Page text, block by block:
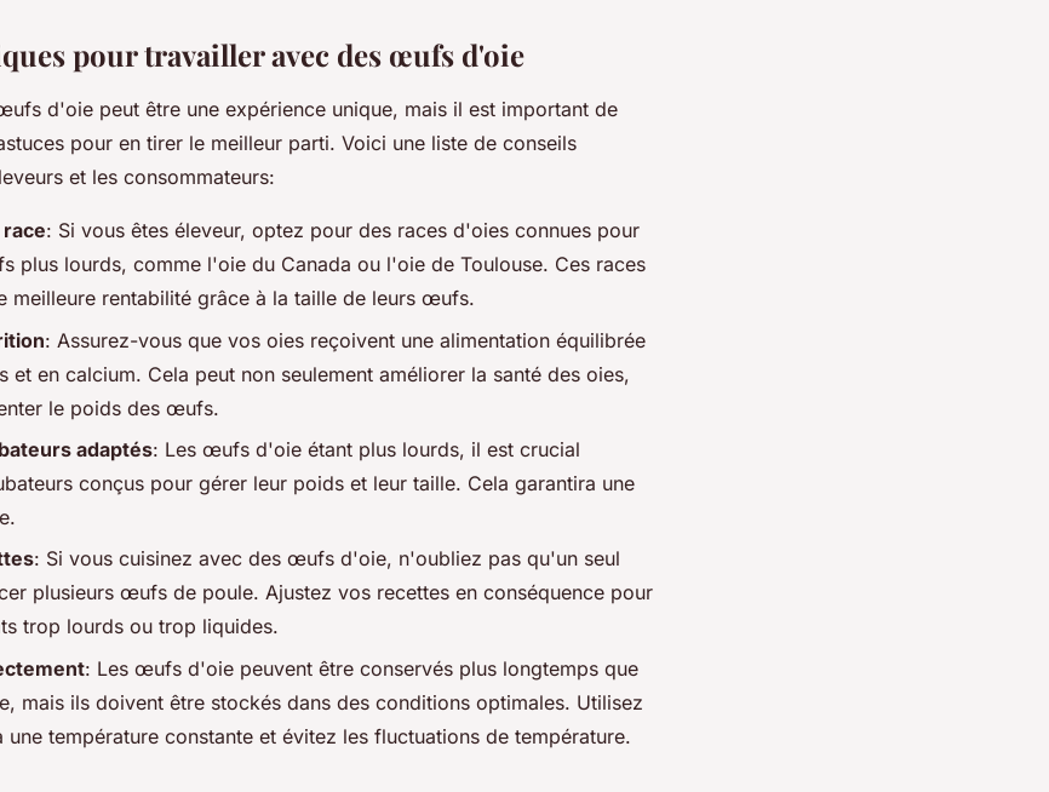
pour travailler avec des œufs d'oie
d'oie peut être une expérience unique, mais il est important de
pour en tirer le meilleur parti. Voici une liste de conseils
et les consommateurs:
: Si vous êtes éleveur, optez pour des races d'oies connues pour
plus lourds, comme l'oie du Canada ou l'oie de Toulouse. Ces races
meilleure rentabilité grâce à la taille de leurs œufs.
: Assurez-vous que vos oies reçoivent une alimentation équilibrée
et en calcium. Cela peut non seulement améliorer la santé des oies,
le poids des œufs.
adaptés: Les œufs d'oie étant plus lourds, il est crucial
conçus pour gérer leur poids et leur taille. Cela garantira une
: Si vous cuisinez avec des œufs d'oie, n'oubliez pas qu'un seul
plusieurs œufs de poule. Ajustez vos recettes en conséquence pour
trop lourds ou trop liquides.
: Les œufs d'oie peuvent être conservés plus longtemps que
mais ils doivent être stockés dans des conditions optimales. Utilisez
une température constante et évitez les fluctuations de température.